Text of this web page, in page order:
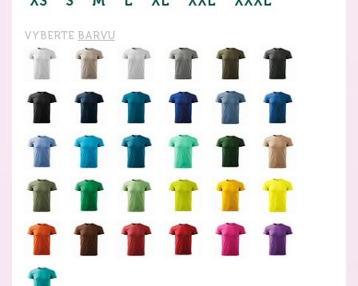
VYBERTE BARVU